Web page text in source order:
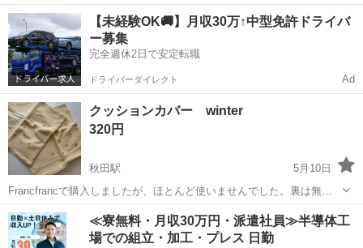
トロで、上品で鮮やかで綺麗な座布団です。 ◯時折の来客用に、押し
入れにしまっている座布団 で、とても綺麗です。 ◯デザインの好み
は、別れるかと思いますが...
秋田 秋田市 秋田駅 ファブリック、カバー 来客
【未経験OK🚚】月収30万↑中型免許ドライバ
ー募集
完全週休2日で安定転職
ドライバーダイレクト Ad
クッションカバー winter
320円
秋田駅
5月10日
Francfrancで購入しましたが、ほとんど使いませんでした。裏は無地
で、汚れはありません。
秋田 秋田市 秋田駅 ファブリック、カバー Francfranc
≪寮無料・月収30万円・派遣社員≫半導体工
場での組立・加工・プレス 日勤